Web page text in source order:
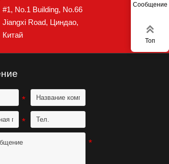
#1, No.1 Building, No.66
Jiangxi Road, Циндао,
Китай
Сообщение

Топ